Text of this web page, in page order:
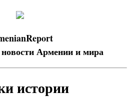
Армении и мира
истории